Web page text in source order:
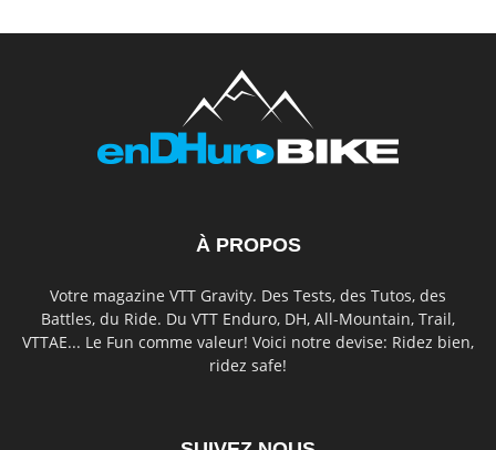
À PROPOS
Votre magazine VTT Gravity. Des Tests, des Tutos, des
Battles, du Ride. Du VTT Enduro, DH, All-Mountain, Trail,
VTTAE... Le Fun comme valeur! Voici notre devise: Ridez bien,
ridez safe!